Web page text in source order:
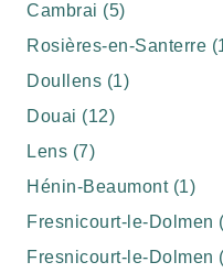
Cambrai (5)
Rosières-en-Santerre
Doullens (1)
Douai (12)
Lens (7)
Hénin-Beaumont (1)
Fresnicourt-le-Dolmen
Fresnicourt-le-Dolmen